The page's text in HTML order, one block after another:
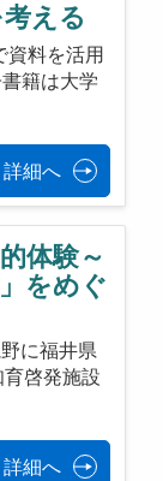
える
資料を活用
籍は大学
詳細へ
体験～
をめぐ
に福井県
啓発施設
詳細へ